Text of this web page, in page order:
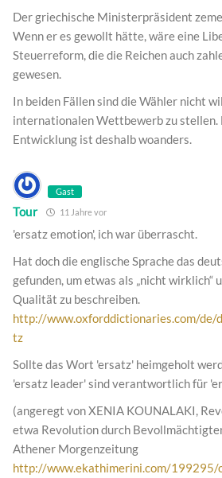
Der griechische Ministerpräsident
Wenn er es gewollt hätte, wäre eine
Steuerreform, die die Reichen auch
gewesen.
In beiden Fällen sind die Wähler nicht
internationalen Wettbewerb zu stellen.
Entwicklung ist deshalb woanders.
Gast
Tour 11 Jahre vor
'ersatz emotion', ich war überrascht.
Hat doch die englische Sprache das
gefunden, um etwas als „nicht wirklich“
Qualität zu beschreiben.
http://www.oxforddictionaries.com/de/
tz
Sollte das Wort 'ersatz' heimgeholt
'ersatz leader' sind verantwortlich für
(angeregt von XENIA KOUNALAKI,
etwa Revolution durch
Athener Morgenzeitung
http://www.ekathimerini.com/199295/